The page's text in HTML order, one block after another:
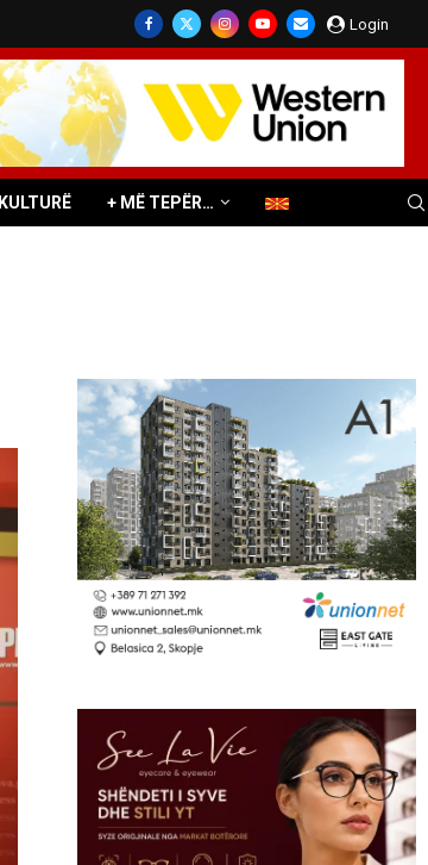
Login
KULTURË + MË TEPËR…